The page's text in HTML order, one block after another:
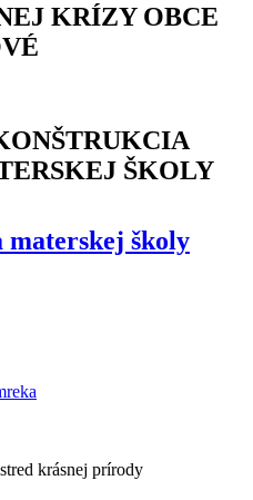
KRÍZY OBCE
ŠKOLY
krásnej prírody